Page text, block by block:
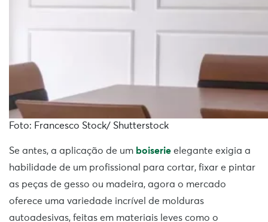
Foto: Francesco Stock/ Shutterstock
Se antes, a aplicação de um boiserie elegante exigia a
habilidade de um profissional para cortar, fixar e pintar
as peças de gesso ou madeira, agora o mercado
oferece uma variedade incrível de molduras
autoadesivas, feitas em materiais leves como o